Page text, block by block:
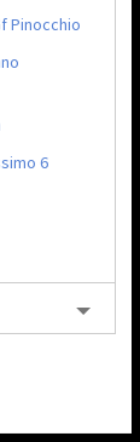
Pinocchio
6